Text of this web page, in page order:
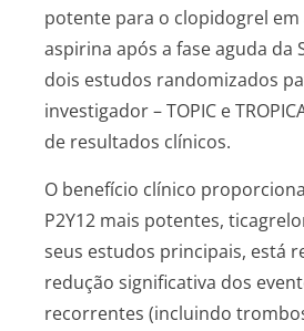
potente para o clopidogrel em
aspirina após a fase aguda da
dois estudos randomizados
investigador – TOPIC e
de resultados clínicos.
O benefício clínico
P2Y12 mais potentes,
seus estudos principais, está
redução significativa dos
recorrentes (incluindo